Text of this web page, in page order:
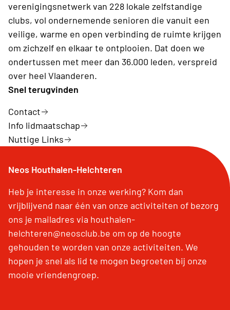
verenigingsnetwerk van 228 lokale zelfstandige
clubs, vol ondernemende senioren die vanuit een
veilige, warme en open verbinding de ruimte krijgen
om zichzelf en elkaar te ontplooien. Dat doen we
ondertussen met meer dan 36.000 leden, verspreid
over heel Vlaanderen.
Snel terugvinden
Contact
Info lidmaatschap
Nuttige Links
Neos Houthalen-Helchteren
Heb je interesse in onze werking? Kom dan
vrijblijvend naar één van onze activiteiten of bezorg
ons je mailadres via houthalen-
helchteren@neosclub.be om op de hoogte
gehouden te worden van onze activiteiten. We
hopen je snel als lid te mogen begroeten bij onze
mooie vriendengroep.